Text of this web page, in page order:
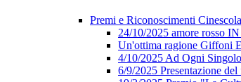
Premi e Riconoscimenti
24/10/2025 amore rosso
Un'ottima ragione Giffoni
4/10/2025 Ad Ogni
6/9/2025 Presentazione